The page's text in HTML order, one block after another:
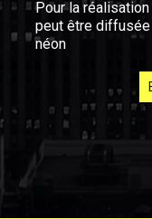
Pour la
peut être diffusée
néon